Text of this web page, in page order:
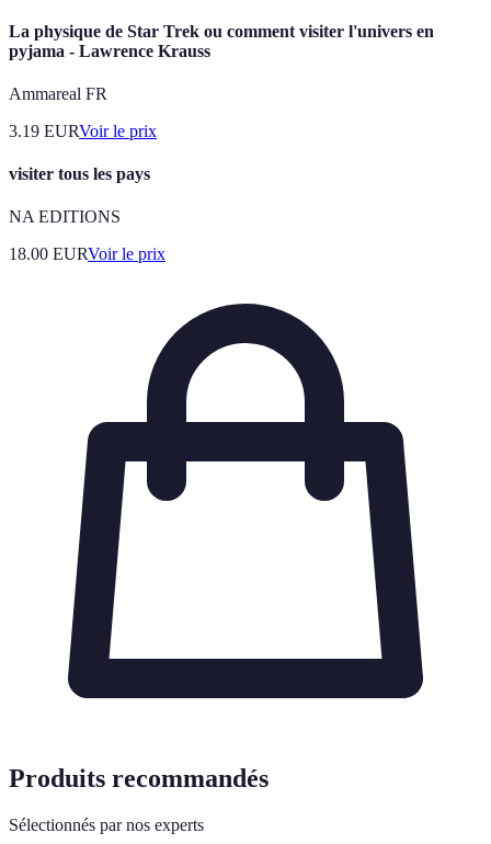
La physique de Star Trek ou comment visiter l'univers en
pyjama - Lawrence Krauss
Ammareal FR
3.19 EURVoir le prix
visiter tous les pays
NA EDITIONS
18.00 EURVoir le prix
Produits recommandés
Sélectionnés par nos experts